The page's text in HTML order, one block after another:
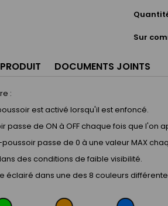
Sur
DOCUMENTS JOINTS
:
est activé lorsqu'il est enfoncé.
passe de ON à OFF chaque fois que l'on
passe de 0 à une valeur MAX
des conditions de faible visibilité.
dans une des 8 couleurs